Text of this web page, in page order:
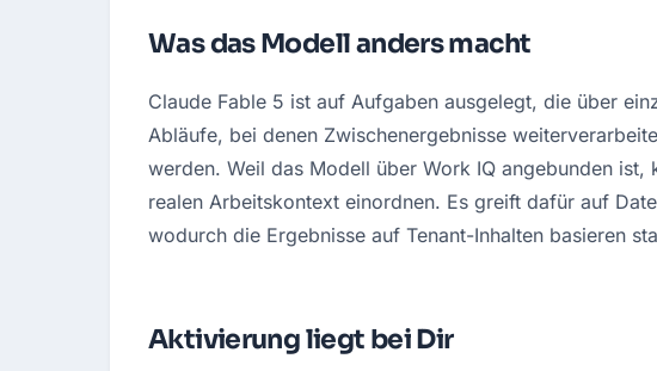
Was das Modell anders macht
Claude Fable 5 ist auf Aufgaben ausgelegt, die über
Abläufe, bei denen Zwischenergebnisse
werden. Weil das Modell über Work IQ angebunden
realen Arbeitskontext einordnen. Es greift dafür auf
wodurch die Ergebnisse auf Tenant-Inhalten basieren
Aktivierung liegt bei Dir